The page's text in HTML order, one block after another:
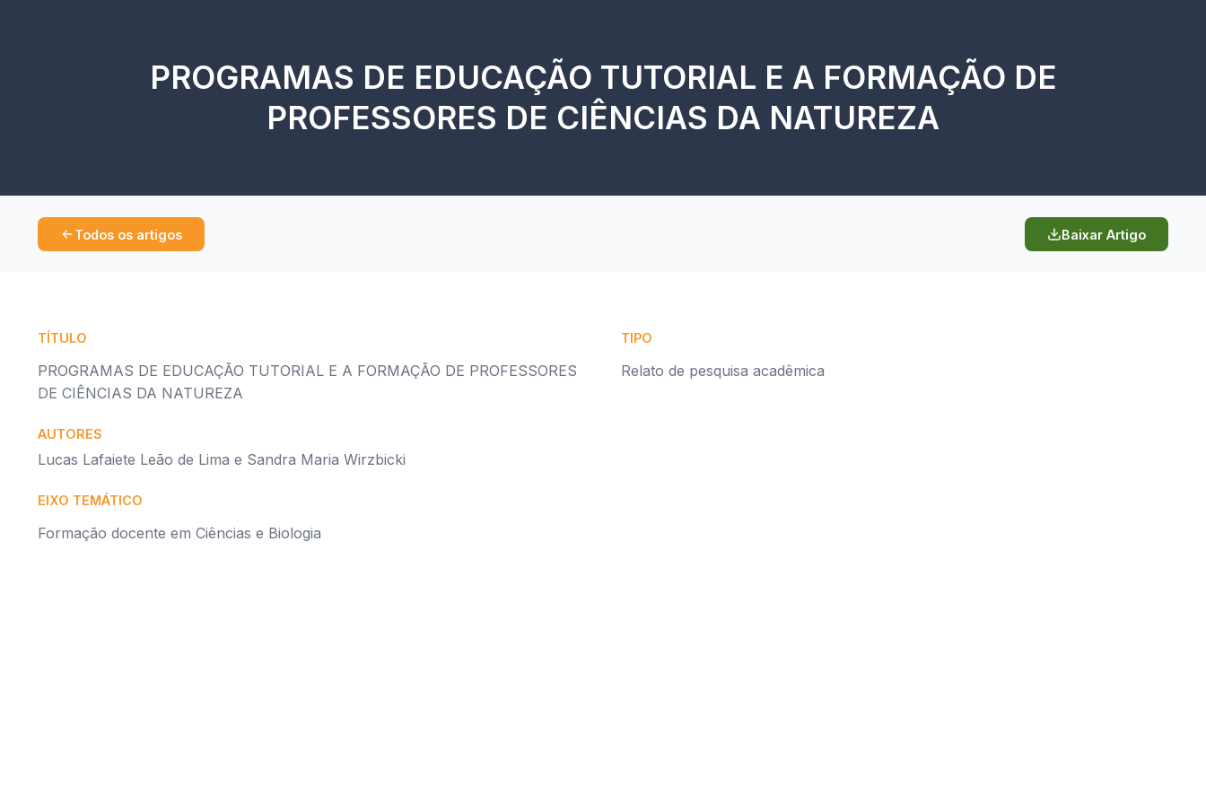
PROGRAMAS DE EDUCAÇÃO TUTORIAL E A FORMAÇÃO DE
PROFESSORES DE CIÊNCIAS DA NATUREZA
Todos os artigos Baixar Artigo
TÍTULO
PROGRAMAS DE EDUCAÇÃO TUTORIAL E A FORMAÇÃO DE PROFESSORES
DE CIÊNCIAS DA NATUREZA
AUTORES
Lucas Lafaiete Leão de Lima e Sandra Maria Wirzbicki
EIXO TEMÁTICO
Formação docente em Ciências e Biologia
TIPO
Relato de pesquisa acadêmica